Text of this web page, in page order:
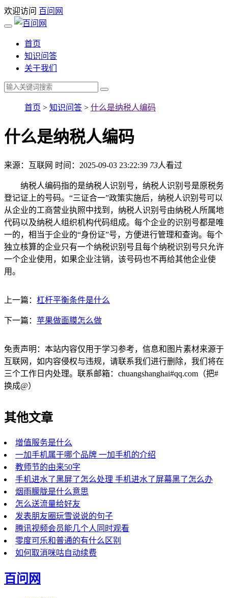
欢迎访问 百问网
首页
知识问答
关于我们
首页 > 知识问答 > 什么是纳税人编码
什么是纳税人编码
来源：互联网 时间：2025-09-03 23:22:39 73人看过
纳税人编码指的是纳税人识别号，纳税人识别号是原税务
登记证上的号码。“三证合一”政策实施后，纳税人识别号可以
从企业的工商营业执照中找到，纳税人识别号由纳税人所属地
代码以及纳税人组织机构代码组成。每个企业的识别号都是唯
一的，相当于企业的“身份证”号，方便进行管理和查询。每个
独立核算的企业只有一个纳税识别号且每个纳税识别号只允许
一个企业使用，如果企业注销，该号码也不再给其他企业使
用。
上一篇： 杠杆平衡条件是什么
下一篇： 苹果做面膜怎么做
免责声明：本站内容仅用于学习参考，信息和图片素材来源于
互联网，如内容侵权与违规，请联系我们进行删除，我们将在
三个工作日内处理。联系邮箱：chuangshanghai#qq.com（把#
换成@）
其他文章
增值服务是什么
一加手机属于哪个品牌 一加手机的介绍
教师节的由来50字
手机进水了黑屏了怎么处理 手机进水了屏幕黑了怎么办
烟雨朦胧是什么意思
怎么送流量给好友
发表朋友圈玩雪说说的句子
腾讯视频会员能几个人同时观看
零度可乐和普通的有什么区别
如何取消咪咕自动续费
百问网